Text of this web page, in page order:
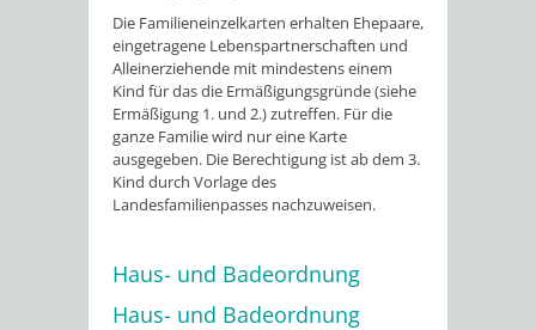
Die Familieneinzelkarten erhalten Ehepaare,
eingetragene Lebenspartnerschaften und
Alleinerziehende mit mindestens einem
Kind für das die Ermäßigungsgründe (siehe
Ermäßigung 1. und 2.) zutreffen. Für die
ganze Familie wird nur eine Karte
ausgegeben. Die Berechtigung ist ab dem 3.
Kind durch Vorlage des
Landesfamilienpasses nachzuweisen.
Haus- und Badeordnung
Haus- und Badeordnung